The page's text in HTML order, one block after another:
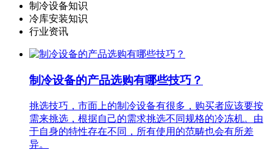
制冷设备知识
冷库安装知识
行业资讯
制冷设备的产品选购有哪些技巧？
挑选技巧，市面上的制冷设备有很多，购买者应该要按
需来挑选，根据自己的需求挑选不同规格的冷冻机。由
于自身的特性存在不同，所有使用的范畴也会有所差
异。